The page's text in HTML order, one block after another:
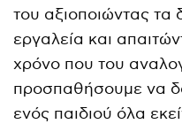
του αξιοποιώντας τα
εργαλεία και
χρόνο που του
προσπαθήσουμε να
ενός παιδιού όλα